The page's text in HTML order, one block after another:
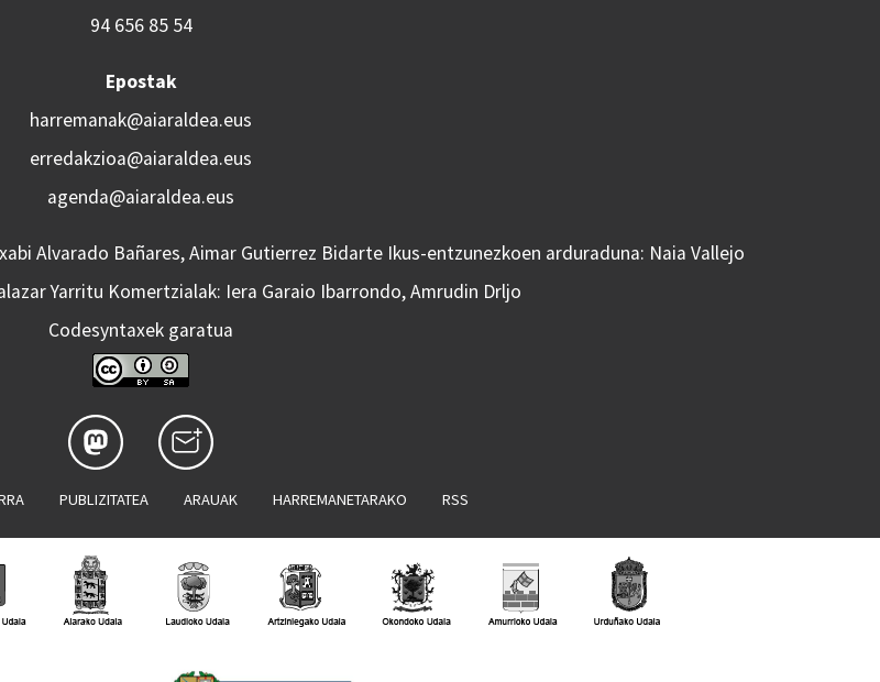
94 656 85 54
Epostak
harremanak@aiaraldea.eus
erredakzioa@aiaraldea.eus
agenda@aiaraldea.eus
Alvarado Bañares, Aimar Gutierrez Bidarte Ikus-entzunezkoen arduraduna: Naia Vallejo
Yarritu Komertzialak: Iera Garaio Ibarrondo, Amrudin Drljo
Codesyntaxek garatua
PUBLIZITATEA ARAUAK HARREMANETARAKO RSS